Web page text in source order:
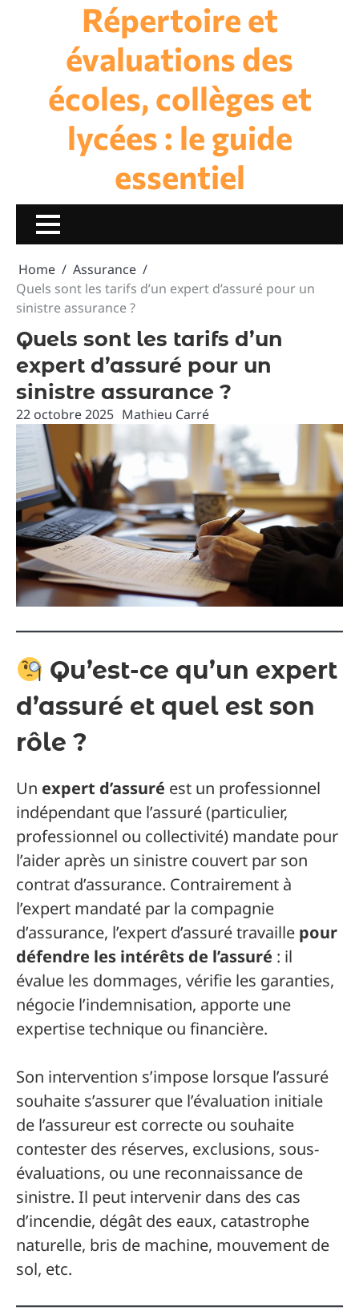
Répertoire et
évaluations des
écoles, collèges et
lycées : le guide
essentiel
Home
Assurance
Quels sont les tarifs d’un expert d’assuré pour un
sinistre assurance ?
Quels sont les tarifs d’un
expert d’assuré pour un
sinistre assurance ?
22 octobre 2025 Mathieu Carré
Qu’est-ce qu’un expert
d’assuré et quel est son
rôle ?
Un expert d’assuré est un professionnel
indépendant que l’assuré (particulier,
professionnel ou collectivité) mandate pour
l’aider après un sinistre couvert par son
contrat d’assurance. Contrairement à
l’expert mandaté par la compagnie
d’assurance, l’expert d’assuré travaille pour
défendre les intérêts de l’assuré : il
évalue les dommages, vérifie les garanties,
négocie l’indemnisation, apporte une
expertise technique ou financière.
Son intervention s’impose lorsque l’assuré
souhaite s’assurer que l’évaluation initiale
de l’assureur est correcte ou souhaite
contester des réserves, exclusions, sous-
évaluations, ou une reconnaissance de
sinistre. Il peut intervenir dans des cas
d’incendie, dégât des eaux, catastrophe
naturelle, bris de machine, mouvement de
sol, etc.